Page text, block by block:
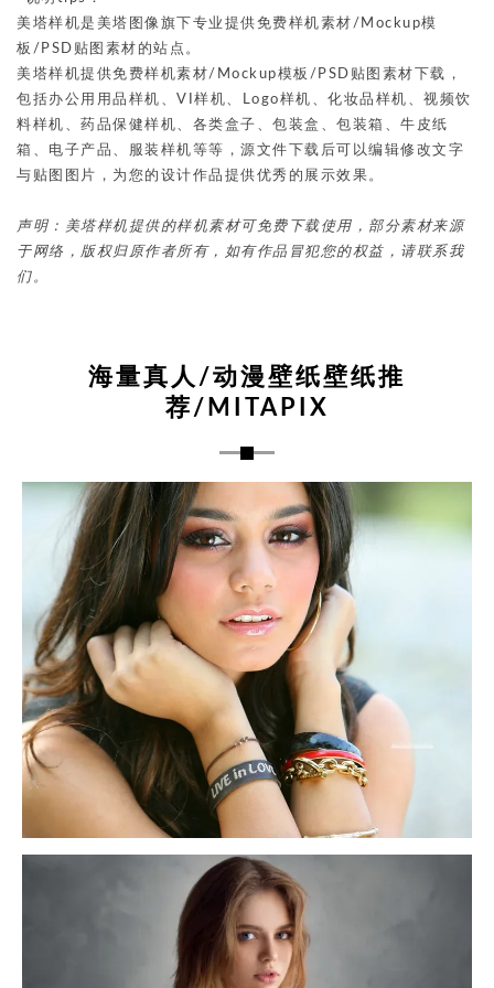
美塔样机是美塔图像旗下专业提供免费样机素材/Mockup模
板/PSD贴图素材的站点。
美塔样机提供免费样机素材/Mockup模板/PSD贴图素材下载，
包括办公用用品样机、VI样机、Logo样机、化妆品样机、视频饮
料样机、药品保健样机、各类盒子、包装盒、包装箱、牛皮纸
箱、电子产品、服装样机等等，源文件下载后可以编辑修改文字
与贴图图片，为您的设计作品提供优秀的展示效果。
声明：美塔样机提供的样机素材可免费下载使用，部分素材来源
于网络，版权归原作者所有，如有作品冒犯您的权益，请联系我
们。
海量真人/动漫壁纸壁纸推
荐/MITAPIX